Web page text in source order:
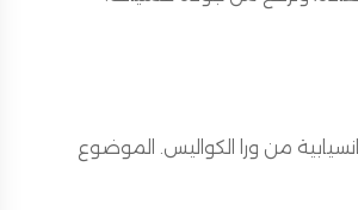
من ورا الكواليس. الموضوع